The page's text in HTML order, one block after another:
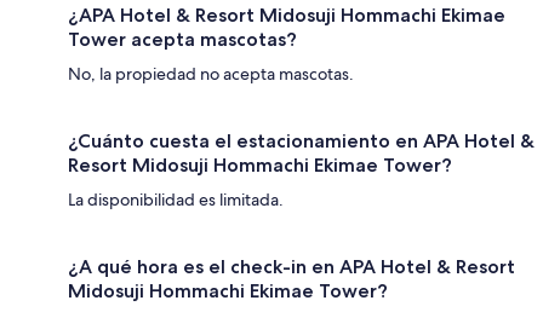
¿APA Hotel & Resort Midosuji Hommachi Ekimae
Tower acepta mascotas?
No, la propiedad no acepta mascotas.
¿Cuánto cuesta el estacionamiento en APA Hotel &
Resort Midosuji Hommachi Ekimae Tower?
La disponibilidad es limitada.
¿A qué hora es el check-in en APA Hotel & Resort
Midosuji Hommachi Ekimae Tower?